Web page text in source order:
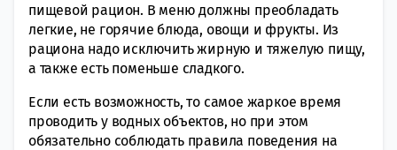
пищевой рацион. В меню должны преобладать
легкие, не горячие блюда, овощи и фрукты. Из
рациона надо исключить жирную и тяжелую пищу,
а также есть поменьше сладкого.
Если есть возможность, то самое жаркое время
проводить у водных объектов, но при этом
обязательно соблюдать правила поведения на